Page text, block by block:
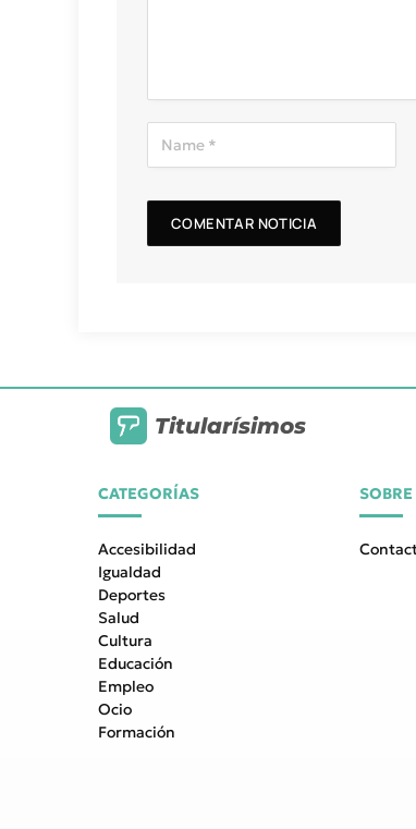
Titularísimos
CATEGORÍAS
Accesibilidad
Igualdad
Deportes
Salud
Cultura
Educación
Empleo
Ocio
Formación